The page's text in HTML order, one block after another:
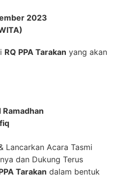
2023
RQ PPA Tarakan yang akan
Lancarkan Acara Tasmi
dan Dukung Terus
Tarakan dalam bentuk